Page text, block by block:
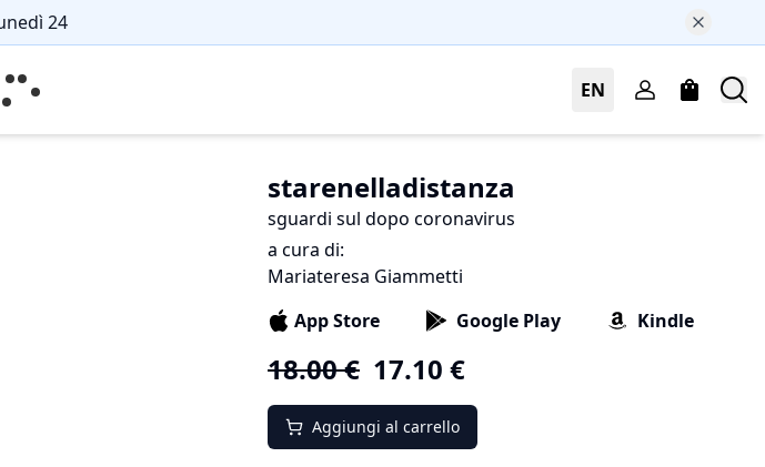
24
EN
starenelladistanza
sguardi sul dopo coronavirus
a cura di:
Mariateresa Giammetti
App Store
Google Play Kindle
18.00€ 17.10 €
Aggiungi al carrello